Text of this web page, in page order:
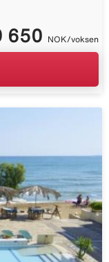
650 NOK/voksen